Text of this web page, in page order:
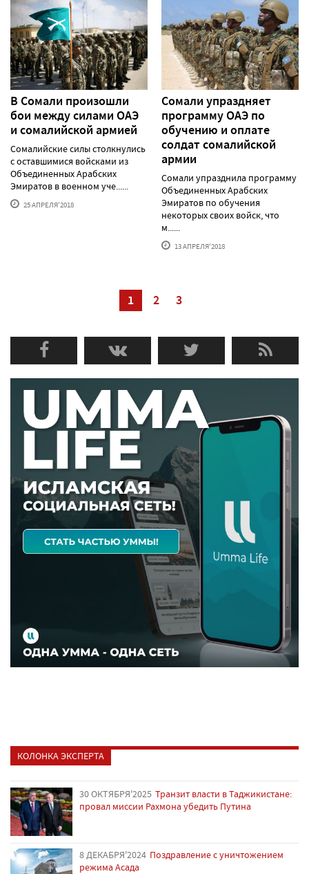
В Сомали произошли
бои между силами ОАЭ
и сомалийской армией
Сомалийские силы столкнулись
с оставшимися войсками из
Объединенных Арабских
Эмиратов в военном уче......
25 АПРЕЛЯ'2018
Сомали упраздняет
программу ОАЭ по
обучению и оплате
солдат сомалийской
армии
Сомали упразднила программу
Объединенных Арабских
Эмиратов по обучения
некоторых своих войск, что
м......
13 АПРЕЛЯ'2018
1 2 3
КОЛОНКА ЭКСПЕРТА
30 ОКТЯБРЯ'2025 Транзит власти в Таджикистане:
провал миссии Рахмона убедить Путина
8 ДЕКАБРЯ'2024 Поздравление с уничтожением
режима Асада